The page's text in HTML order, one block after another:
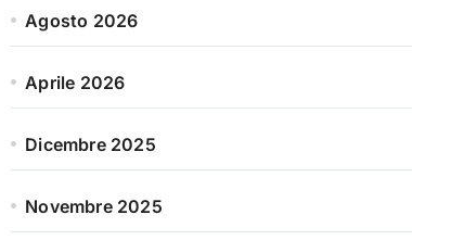
Agosto 2026
Aprile 2026
Dicembre 2025
Novembre 2025